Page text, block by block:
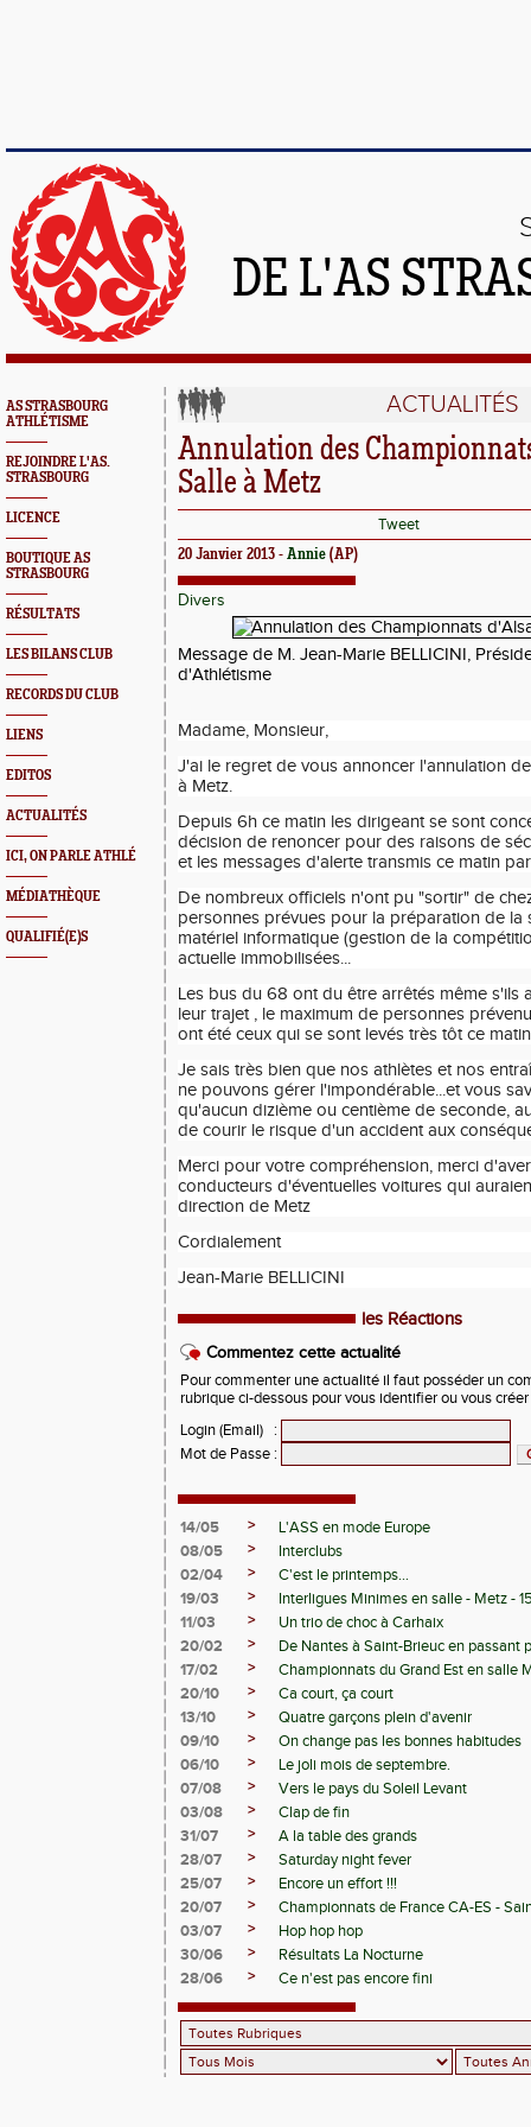
DE L'AS
AS STRASBOURG
ATHLÉTISME
REJOINDRE L'AS.
STRASBOURG
LICENCE
BOUTIQUE AS
STRASBOURG
RÉSULTATS
LES BILANS CLUB
RECORDS DU CLUB
LIENS
EDITOS
ACTUALITÉS
ICI, ON PARLE ATHLÉ
MÉDIATHÈQUE
QUALIFIÉ(E)S
ACTUALITÉS
Annulation des
Salle à Metz
Tweet
20 Janvier 2013 - Annie (AP)
Divers
Message de M. Jean-Marie BELLICINI, Prési
d'Athlétisme
Madame, Monsieur,
J'ai le regret de vous annoncer l'annulation
à Metz.
Depuis 6h ce matin les dirigeant se sont
décision de renoncer pour des raisons de
et les messages d'alerte transmis ce matin
De nombreux officiels n'ont pu "sortir" de
personnes prévues pour la préparation de la
matériel informatique (gestion de la
actuelle immobilisées...
Les bus du 68 ont du être arrêtés même s'ils
leur trajet , le maximum de personnes
ont été ceux qui se sont levés très tôt ce
Je sais très bien que nos athlètes et nos
ne pouvons gérer l'impondérable...et vous
qu'aucun dizième ou centième de seconde,
de courir le risque d'un accident aux
Merci pour votre compréhension, merci
conducteurs d'éventuelles voitures qui
direction de Metz
Cordialement
Jean-Marie BELLICINI
les Réactions
Commentez cette actualité
Pour commenter une actualité il faut posséder un
rubrique ci-dessous pour vous identifier ou vous
Login (Email)
:
Mot de Passe :
14/05 >
L'ASS en mode Europe
08/05
>
Interclubs
02/04
>
C'est le printemps...
19/03
>
Interligues Minimes en salle - Metz -
11/03
>
Un trio de choc à Carhaix
20/02
>
De Nantes à Saint-Brieuc en passant
17/02
>
Championnats du Grand Est en salle
20/10
>
Ca court, ça court
13/10
>
Quatre garçons plein d'avenir
09/10
>
On change pas les bonnes habitudes
06/10
>
Le joli mois de septembre.
07/08
>
Vers le pays du Soleil Levant
03/08
>
Clap de fin
31/07
>
A la table des grands
28/07
>
Saturday night fever
25/07
>
Encore un effort !!!
20/07
>
Championnats de France CA-ES -
03/07
>
Hop hop hop
30/06
>
Résultats La Nocturne
28/06
> Ce n'est pas encore fini